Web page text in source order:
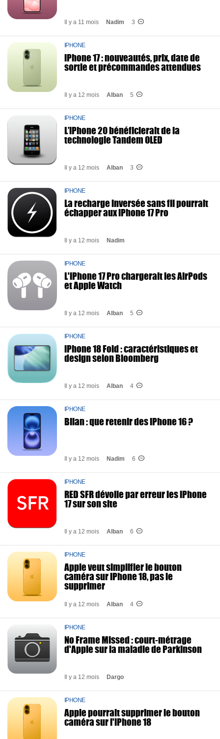
Il y a 11 mois Nadim 3
IPHONE
iPhone 17 : nouveautés, prix, date de
sortie et précommandes attendues
Il y a 12 mois Alban 5
IPHONE
L’iPhone 20 bénéficierait de la
technologie Tandem OLED
Il y a 12 mois Alban 3
IPHONE
La recharge inversée sans fil pourrait
échapper aux iPhone 17 Pro
Il y a 12 mois Nadim
IPHONE
L'iPhone 17 Pro chargerait les AirPods
et Apple Watch
Il y a 12 mois Alban 5
IPHONE
iPhone 18 Fold : caractéristiques et
design selon Bloomberg
Il y a 12 mois Alban 4
IPHONE
Bilan : que retenir des iPhone 16 ?
Il y a 12 mois Nadim 6
IPHONE
RED SFR dévoile par erreur les iPhone
17 sur son site
Il y a 12 mois Alban 6
IPHONE
Apple veut simplifier le bouton
caméra sur iPhone 18, pas le
supprimer
Il y a 12 mois Alban 4
IPHONE
No Frame Missed : court-métrage
d'Apple sur la maladie de Parkinson
Il y a 12 mois Dargo
IPHONE
Apple pourrait supprimer le bouton
caméra sur l'iPhone 18